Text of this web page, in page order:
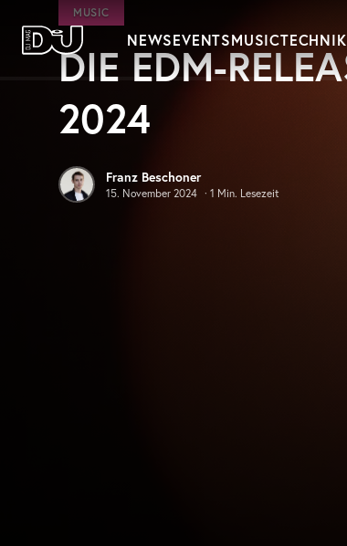
Zum Hauptinhalt springen
DJ Mag Germany
NEWSEVENTSMUSICTECHNIK
MUSIC
DIE EDM-
2024
Franz Beschoner
15. November 2024 · 1 Min. Lesezeit